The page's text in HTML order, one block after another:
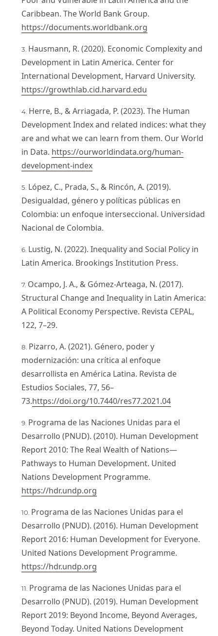
Caribbean. The World Bank Group.
https://documents.worldbank.org
Hausmann, R. (2020). Economic Complexity and
Development in Latin America. Center for
International Development, Harvard University.
https://growthlab.cid.harvard.edu
Herre, B., & Arriagada, P. (2023). The Human
Development Index and related indices: what they
are and what we can learn from them. Our World
in Data. https://ourworldindata.org/human-
development-index
López, C., Prada, S., & Rincón, A. (2019).
Desigualdad, género y políticas públicas en
Colombia: un enfoque interseccional. Universidad
Nacional de Colombia.
Lustig, N. (2022). Inequality and Social Policy in
Latin America. Brookings Institution Press.
Ocampo, J. A., & Gómez-Arteaga, N. (2017).
Structural Change and Inequality in Latin America:
A Political Economy Perspective. Revista CEPAL,
122, 7–29.
Pizarro, A. (2021). Género, poder y
modernización: una crítica al enfoque
desarrollista en América Latina. Revista de
Estudios Sociales, 77, 56–
73.https://doi.org/10.7440/res77.2021.04
Programa de las Naciones Unidas para el
Desarrollo (PNUD). (2010). Human Development
Report 2010: The Real Wealth of Nations—
Pathways to Human Development. United
Nations Development Programme.
https://hdr.undp.org
Programa de las Naciones Unidas para el
Desarrollo (PNUD). (2016). Human Development
Report 2016: Human Development for Everyone.
United Nations Development Programme.
https://hdr.undp.org
Programa de las Naciones Unidas para el
Desarrollo (PNUD). (2019). Human Development
Report 2019: Beyond Income, Beyond Averages,
Beyond Today. United Nations Development